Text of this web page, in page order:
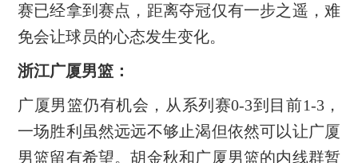
赛已经拿到赛点，距离夺冠仅有一步之遥，难
免会让球员的心态发生变化。
浙江广厦男篮：
广厦男篮仍有机会，从系列赛0-3到目前1-3，
一场胜利虽然远远不够止渴但依然可以让广厦
男篮留有希望。胡金秋和广厦男篮的内线群暂